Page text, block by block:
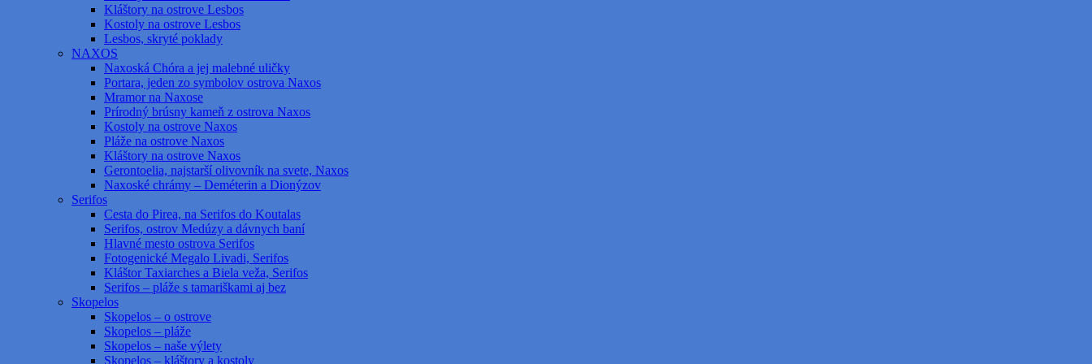
Kláštory na ostrove Lesbos
Kostoly na ostrove Lesbos
Lesbos, skryté poklady
NAXOS
Naxoská Chóra a jej malebné uličky
Portara, jeden zo symbolov ostrova Naxos
Mramor na Naxose
Prírodný brúsny kameň z ostrova Naxos
Kostoly na ostrove Naxos
Pláže na ostrove Naxos
Kláštory na ostrove Naxos
Gerontoelia, najstarší olivovník na svete, Naxos
Naxoské chrámy – Deméterin a Dionýzov
Serifos
Cesta do Pirea, na Serifos do Koutalas
Serifos, ostrov Medúzy a dávnych baní
Hlavné mesto ostrova Serifos
Fotogenické Megalo Livadi, Serifos
Kláštor Taxiarches a Biela veža, Serifos
Serifos – pláže s tamariškami aj bez
Skopelos
Skopelos – o ostrove
Skopelos – pláže
Skopelos – naše výlety
Skopelos – kláštory a kostoly